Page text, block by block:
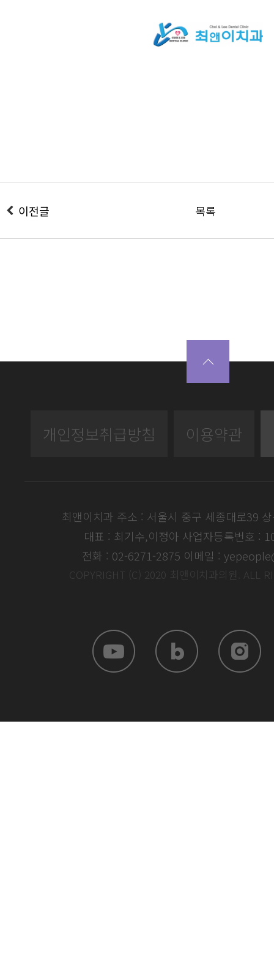
이전글 목록
개인정보취급방침 이용약관
최앤이치과 주소 : 서울시 중구 세종대로39
대표 : 최기수,이정아 사업자등록번호 :
전화 : 02-6271-2875 이메일 :
COPYRIGHT (C) 2020 최앤이치과의원. ALL